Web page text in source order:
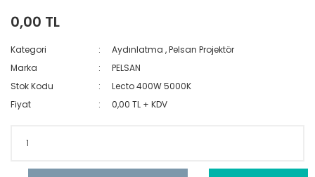
0,00 TL
Kategori Aydınlatma ,Pelsan Projektör
Marka
PELSAN
Stok Kodu
Lecto 400W 5000K
Fiyat
0,00 TL + KDV